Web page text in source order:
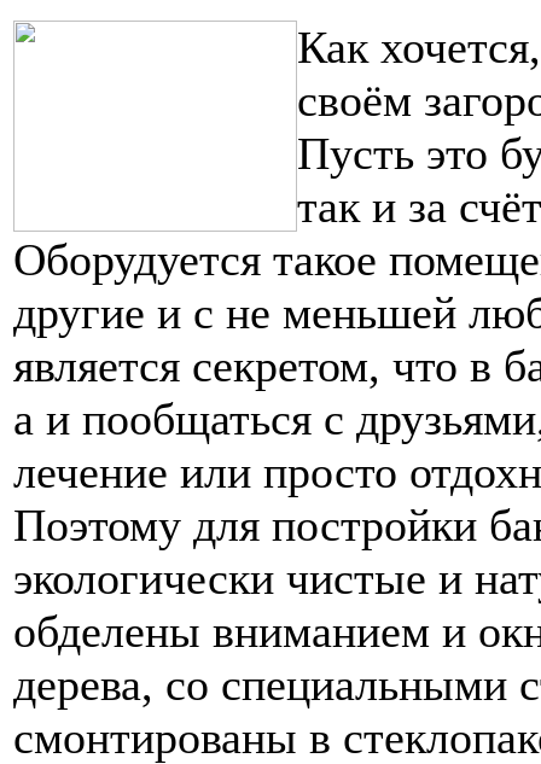
Как
своём
Пусть это
так и за
Оборудуется такое
другие и с не меньшей
является секретом, что в
а и пообщаться с
лечение или просто
Поэтому для постройки
экологически чистые и
обделены вниманием и
дерева, со специальными
смонтированы в